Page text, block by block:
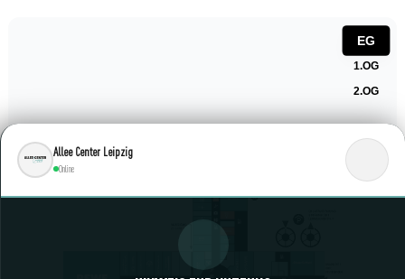
Allee Center Leipzig
Online